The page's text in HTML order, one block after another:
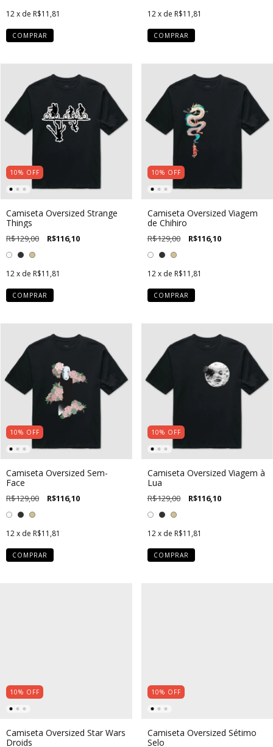
12x de R$11,81
COMPRAR
12 x de R$11,81
COMPRAR
10% OFF
Camiseta Oversized Strange
Things
R$129,00 R$116,10
12x de R$11,81
COMPRAR
10% OFF
Camiseta Oversized Viagem
de Chihiro
R$129,00 R$116,10
12 x de R$11,81
COMPRAR
10% OFF
Camiseta Oversized Sem-
Face
R$129,00 R$116,10
12x de R$11,81
COMPRAR
10% OFF
Camiseta Oversized Viagem à
Lua
R$129,00 R$116,10
12 x de R$11,81
COMPRAR
10% OFF
Camiseta Oversized Star Wars
Droids
10% OFF
Camiseta Oversized Sétimo
Selo